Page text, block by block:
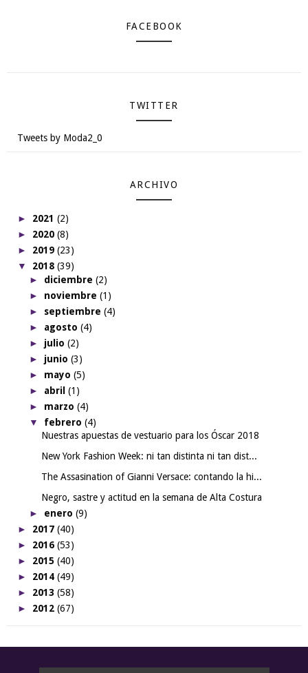
FACEBOOK
TWITTER
Tweets by Moda2_0
ARCHIVO
► 2021 (2)
► 2020 (8)
► 2019 (23)
▼ 2018 (39)
► diciembre (2)
► noviembre (1)
► septiembre (4)
► agosto (4)
► julio (2)
► junio (3)
► mayo (5)
► abril (1)
► marzo (4)
▼ febrero (4)
Nuestras apuestas de vestuario para los Óscar 2018
New York Fashion Week: ni tan distinta ni tan dist...
The Assasination of Gianni Versace: contando la hi...
Negro, sastre y actitud en la semana de Alta Costura
► enero (9)
► 2017 (40)
► 2016 (53)
► 2015 (40)
► 2014 (49)
► 2013 (58)
► 2012 (67)